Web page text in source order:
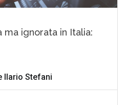
ignorata in Italia:
Ilario Stefani